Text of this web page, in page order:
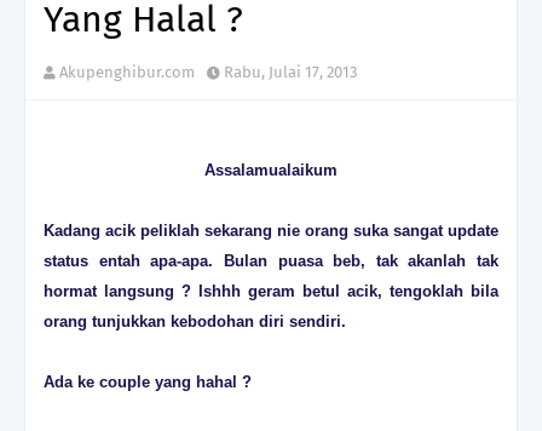
Yang Halal ?
Akupenghibur.com Rabu, Julai 17, 2013
Assalamualaikum
Kadang acik peliklah sekarang nie orang suka sangat update
status entah apa-apa. Bulan puasa beb, tak akanlah tak
hormat langsung ? Ishhh geram betul acik, tengoklah bila
orang tunjukkan kebodohan diri sendiri.
Ada ke couple yang hahal ?